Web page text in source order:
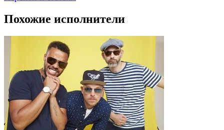
Похожие исполнители